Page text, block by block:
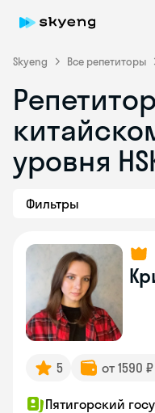
Skyeng Все репетиторы
уровня
Фильтры
5 от 1590
Пятигорский
Skyeng Chat